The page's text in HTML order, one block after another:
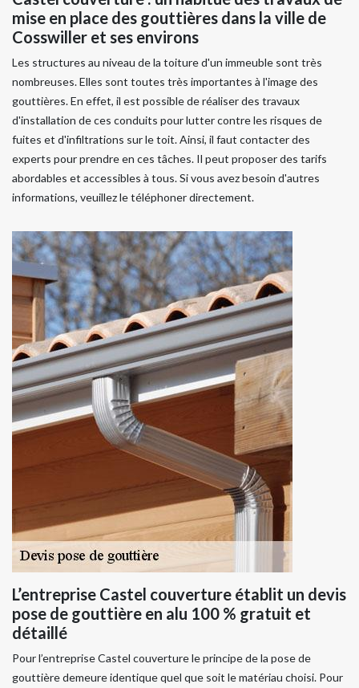
mise en place des gouttières dans la ville de
Cosswiller et ses environs
Les structures au niveau de la toiture d'un immeuble sont très
nombreuses. Elles sont toutes très importantes à l'image des
gouttières. En effet, il est possible de réaliser des travaux
d'installation de ces conduits pour lutter contre les risques de
fuites et d'infiltrations sur le toit. Ainsi, il faut contacter des
experts pour prendre en ces tâches. Il peut proposer des tarifs
abordables et accessibles à tous. Si vous avez besoin d'autres
informations, veuillez le téléphoner directement.
L’entreprise Castel couverture établit un devis
pose de gouttière en alu 100 % gratuit et
détaillé
Pour l’entreprise Castel couverture le principe de la pose de
gouttière demeure identique quel que soit le matériau choisi. Pour